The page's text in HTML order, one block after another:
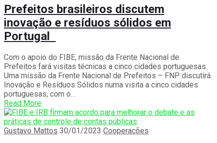
Prefeitos brasileiros discutem
inovação e resíduos sólidos em
Portugal
Com o apoio do FIBE, missão da Frente Nacional de
Prefeitos fará visitas técnicas a cinco cidades portuguesas
Uma missão da Frente Nacional de Prefeitos – FNP discutirá
Inovação e Resíduos Sólidos numa visita a cinco cidades
portuguesas, com o…
Read More
Gustavo Mattos 30/01/2023 Cooperações